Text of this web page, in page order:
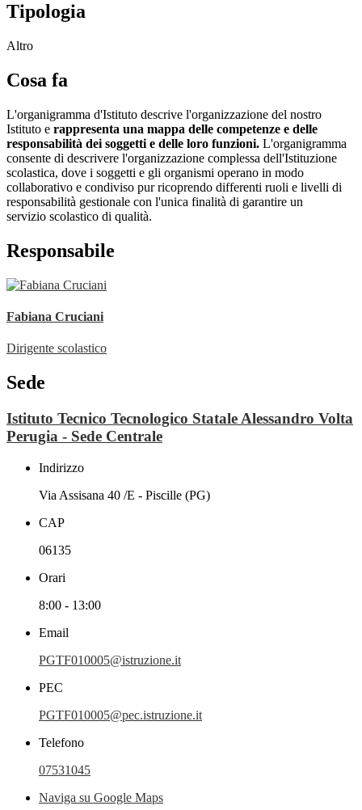
Tipologia
Altro
Cosa fa
L'organigramma d'Istituto descrive l'organizzazione del nostro
Istituto e rappresenta una mappa delle competenze e delle
responsabilità dei soggetti e delle loro funzioni. L'organigramma
consente di descrivere l'organizzazione complessa dell'Istituzione
scolastica, dove i soggetti e gli organismi operano in modo
collaborativo e condiviso pur ricoprendo differenti ruoli e livelli di
responsabilità gestionale con l'unica finalità di garantire un
servizio scolastico di qualità.
Responsabile
Fabiana Cruciani
Dirigente scolastico
Sede
Istituto Tecnico Tecnologico Statale Alessandro Volta
Perugia - Sede Centrale
Indirizzo
Via Assisana 40 /E - Piscille (PG)
CAP
06135
Orari
8:00 - 13:00
Email
PGTF010005@istruzione.it
PEC
PGTF010005@pec.istruzione.it
Telefono
07531045
Naviga su Google Maps